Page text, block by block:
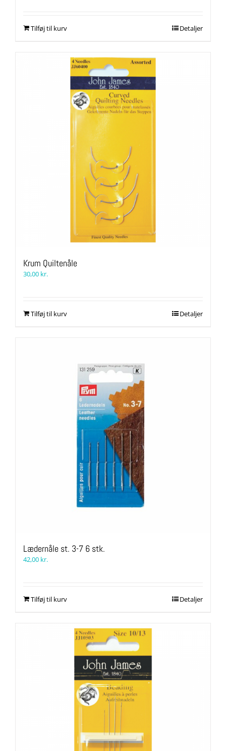
Tilføj til kurv Detaljer
Krum Quiltenåle
30,00 kr.
Tilføj til kurv Detaljer
Lædernåle st. 3-7 6 stk.
42,00 kr.
Tilføj til kurv Detaljer